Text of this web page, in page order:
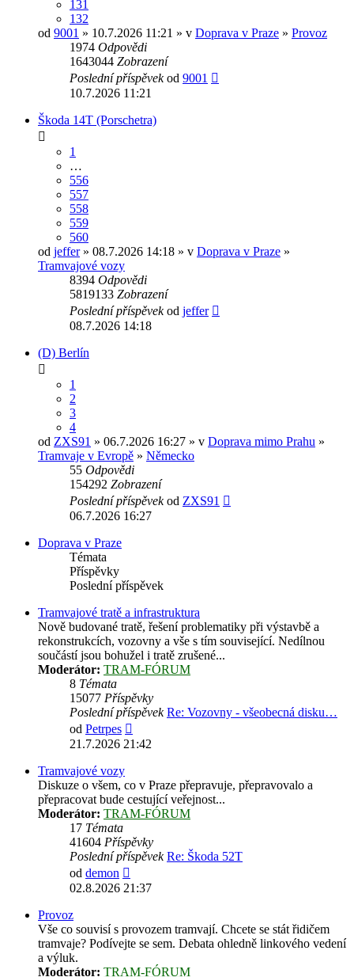
131
132
od 9001 » 10.7.2026 11:21 » v Doprava v Praze » Provoz
1974 Odpovědi
1643044 Zobrazení
Poslední příspěvekod 9001
10.7.2026 11:21
Škoda 14T (Porschetra)
1
…
556
557
558
559
560
od jeffer» 08.7.2026 14:18 » v Doprava v Praze »
Tramvajové vozy
8394 Odpovědi
5819133 Zobrazení
Poslední příspěvekod jeffer
08.7.2026 14:18
(D) Berlín
1
2
3
4
od ZXS91 » 06.7.2026 16:27 » v Doprava mimo Prahu »
Tramvaje v Evropě » Německo
55 Odpovědi
154292 Zobrazení
Poslední příspěvekod ZXS91
06.7.2026 16:27
Doprava v Praze
Témata
Příspěvky
Poslední příspěvek
Tramvajové tratě a infrastruktura
Nově budované tratě, řešení problematiky při výstavbě a
rekonstrukcích, vozovny a vše s tím související. Nedílnou
součástí jsou bohužel i tratě zrušené...
Moderátor: TRAM-FÓRUM
8 Témata
15077 Příspěvky
Poslední příspěvek Re: Vozovny - všeobecná disku…
od Petrpes
poslední
21.7.2026 21:42
Tramvajové vozy
Diskuze o všem, co v Praze přepravuje, přepravovalo a
přepracovat bude cestující veřejnost...
Moderátor: TRAM-FÓRUM
17 Témata
41604 Příspěvky
Poslední příspěvek Re: Škoda 52T
od demon
poslední
02.8.2026 21:37
Provoz
Vše co souvisí s provozem tramvají. Chcete se stát řidičem
tramvaje? Podívejte se sem. Debata ohledně linkového vedení
a výluk.
Moderátor: TRAM-FÓRUM